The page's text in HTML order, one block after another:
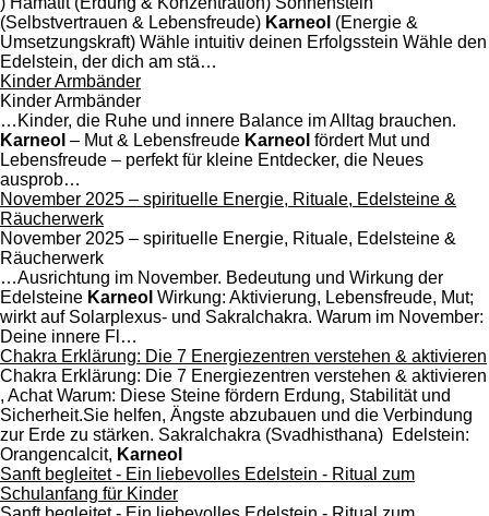
(Selbstvertrauen & Lebensfreude) Karneol (Energie &
Umsetzungskraft) Wähle intuitiv deinen Erfolgsstein Wähle den
Edelstein, der dich am stä…
Kinder Armbänder
Kinder Armbänder
…Kinder, die Ruhe und innere Balance im Alltag brauchen.
Karneol – Mut & Lebensfreude Karneol fördert Mut und
Lebensfreude – perfekt für kleine Entdecker, die Neues
ausprob…
November 2025 – spirituelle Energie, Rituale, Edelsteine &
Räucherwerk
November 2025 – spirituelle Energie, Rituale, Edelsteine &
Räucherwerk
…Ausrichtung im November. Bedeutung und Wirkung der
Edelsteine Karneol Wirkung: Aktivierung, Lebensfreude, Mut;
wirkt auf Solarplexus- und Sakralchakra. Warum im November:
Deine innere Fl…
Chakra Erklärung: Die 7 Energiezentren verstehen & aktivieren
Chakra Erklärung: Die 7 Energiezentren verstehen & aktivieren
, Achat Warum: Diese Steine fördern Erdung, Stabilität und
Sicherheit.Sie helfen, Ängste abzubauen und die Verbindung
zur Erde zu stärken. Sakralchakra (Svadhisthana) Edelstein:
Orangencalcit, Karneol
Sanft begleitet - Ein liebevolles Edelstein - Ritual zum
Schulanfang für Kinder